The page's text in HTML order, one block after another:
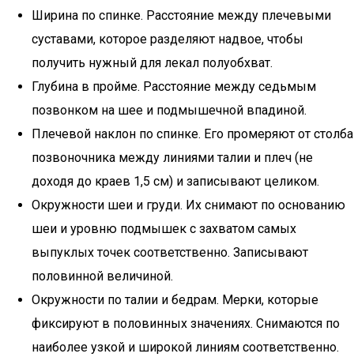
Ширина по спинке. Расстояние между плечевыми
суставами, которое разделяют надвое, чтобы
получить нужный для лекал полуобхват.
Глубина в пройме. Расстояние между седьмым
позвонком на шее и подмышечной впадиной.
Плечевой наклон по спинке. Его промеряют от столба
позвоночника между линиями талии и плеч (не
доходя до краев 1,5 см) и записывают целиком.
Окружности шеи и груди. Их снимают по основанию
шеи и уровню подмышек с захватом самых
выпуклых точек соответственно. Записывают
половинной величиной.
Окружности по талии и бедрам. Мерки, которые
фиксируют в половинных значениях. Снимаются по
наиболее узкой и широкой линиям соответственно.